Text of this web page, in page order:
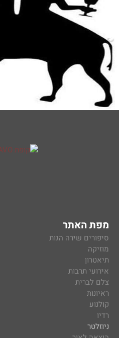
מפת האתר
סיפורים שירה הגות
מוזיקה
תיאטרון
אירועי תרבות
צלם לברית
ראיונות
קולנוע
רדיו
ניוזלטר